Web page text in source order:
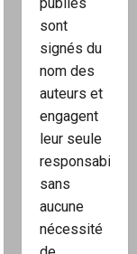
sont
signés du
nom des
auteurs et
engagent
leur seule
responsabilité,
sans
aucune
nécessité